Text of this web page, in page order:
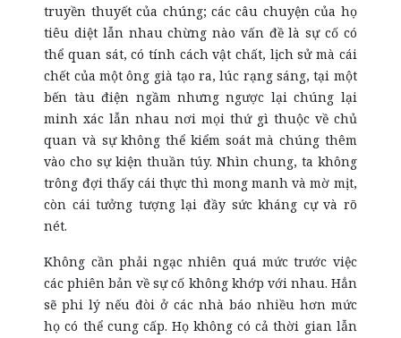
truyền thuyết của chúng; các câu chuyện của họ
tiêu diệt lẫn nhau chừng nào vấn đề là sự cố có
thể quan sát, có tính cách vật chất, lịch sử mà cái
chết của một ông già tạo ra, lúc rạng sáng, tại một
bến tàu điện ngầm nhưng ngược lại chúng lại
minh xác lẫn nhau nơi mọi thứ gì thuộc về chủ
quan và sự không thể kiểm soát mà chúng thêm
vào cho sự kiện thuần túy. Nhìn chung, ta không
trông đợi thấy cái thực thì mong manh và mờ mịt,
còn cái tưởng tượng lại đầy sức kháng cự và rõ
nét.
Không cần phải ngạc nhiên quá mức trước việc
các phiên bản về sự cố không khớp với nhau. Hẳn
sẽ phi lý nếu đòi ở các nhà báo nhiều hơn mức
họ có thể cung cấp. Họ không có cả thời gian lẫn